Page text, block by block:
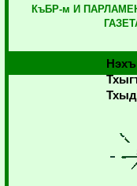
КъБР-м И